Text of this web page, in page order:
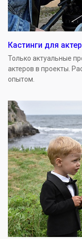
Кастинги для
Только актуальные
актеров в проекты.
опытом.